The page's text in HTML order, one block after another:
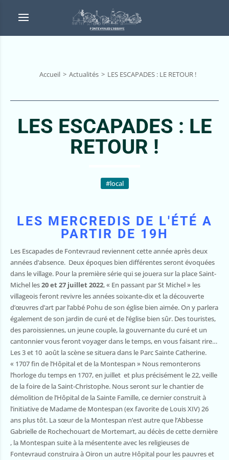
Accueil Actualités LES ESCAPADES : LE RETOUR !
LES ESCAPADES : LE
RETOUR !
#local
LES MERCREDIS DE L'ÉTÉ A
PARTIR DE 19H
Les Escapades de Fontevraud reviennent cette année après deux
années d’absence. Deux époques bien différentes seront évoquées
dans le village. Pour la première série qui se jouera sur la place Saint-
Michel les20 et 27 juillet 2022, « En passant par St Michel » les
villageois feront revivre les années soixante-dix et la découverte
d’œuvres d’art par l’abbé Pohu de son église bien aimée. On y parlera
également de son jardin de curé et de l’église bien sûr. Des touristes,
des paroissiennes, un jeune couple, la gouvernante du curé et un
cantonnier vous feront voyager dans le temps, en vous faisant rire…
Les 3 et 10 août la scène se situera dans le Parc Sainte Catherine.
« 1707 fin de l’Hôpital et de la Montespan » Nous remonterons
l’horloge du temps en 1707, en juillet et plus précisément le 22, veille
de la foire de la Saint-Christophe. Nous seront sur le chantier de
démolition de l’Hôpital de la Sainte Famille, ce dernier construit à
l’initiative de Madame de Montespan (ex favorite de Louis XIV) 26
ans plus tôt. La sœur de la Montespan n’est autre que l’Abbesse
Gabrielle de Rochechouart de Mortemart, au décès de cette dernière
, la Montespan suite à la mésentente avec les religieuses de
Fontevraud construira à Oiron un autre Hôpital pour les pauvres et